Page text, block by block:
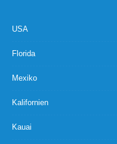
USA
Florida
Mexiko
Kalifornien
Kauai